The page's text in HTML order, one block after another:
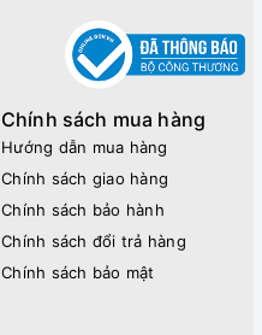
Chính sách mua hàng
Hướng dẫn mua hàng
Chính sách giao hàng
Chính sách bảo hành
Chính sách đổi trả hàng
Chính sách bảo mật